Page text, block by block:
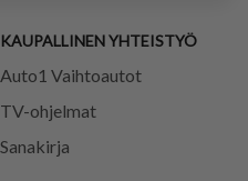
KAUPALLINEN YHTEISTYÖ
Auto1 Vaihtoautot
TV-ohjelmat
Sanakirja